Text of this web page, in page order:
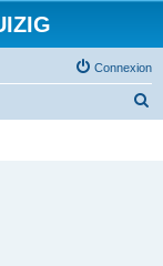
Connexion